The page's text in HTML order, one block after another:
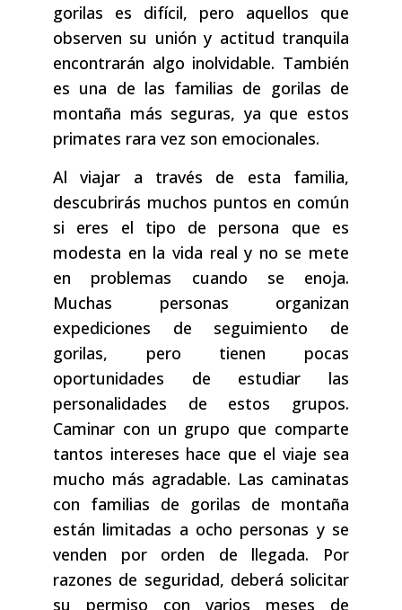
gorilas es difícil, pero aquellos que
observen su unión y actitud tranquila
encontrarán algo inolvidable. También
es una de las familias de gorilas de
montaña más seguras, ya que estos
primates rara vez son emocionales.
Al viajar a través de esta familia,
descubrirás muchos puntos en común
si eres el tipo de persona que es
modesta en la vida real y no se mete
en problemas cuando se enoja.
Muchas personas organizan
expediciones de seguimiento de
gorilas, pero tienen pocas
oportunidades de estudiar las
personalidades de estos grupos.
Caminar con un grupo que comparte
tantos intereses hace que el viaje sea
mucho más agradable. Las caminatas
con familias de gorilas de montaña
están limitadas a ocho personas y se
venden por orden de llegada. Por
razones de seguridad, deberá solicitar
su permiso con varios meses de